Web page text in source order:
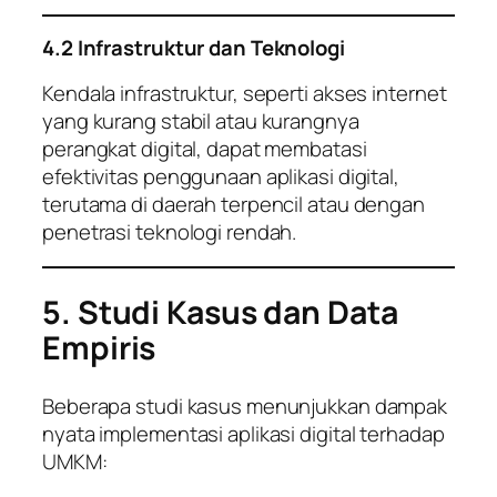
4.2 Infrastruktur dan Teknologi
Kendala infrastruktur, seperti akses internet
yang kurang stabil atau kurangnya
perangkat digital, dapat membatasi
efektivitas penggunaan aplikasi digital,
terutama di daerah terpencil atau dengan
penetrasi teknologi rendah.
5. Studi Kasus dan Data
Empiris
Beberapa studi kasus menunjukkan dampak
nyata implementasi aplikasi digital terhadap
UMKM: